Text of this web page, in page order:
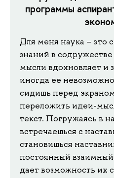
программы
Для меня наука – это
знаний в содружестве
мысли вдохновляет и
иногда ее
сидишь перед
переложить идеи-
текст. Погружаясь в
встречаешься с
становишься
постоянный
дает возможность их